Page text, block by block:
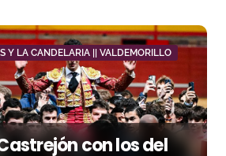
Y LA CANDELARIA || VALDEMORILLO
con los del